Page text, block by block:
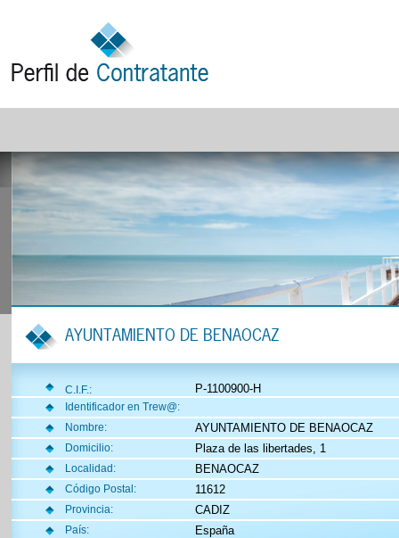
AYUNTAMIENTO DE BENAOCAZ
C.I.F.: P-1100900-H
Identificador en Trew@:
Nombre:
AYUNTAMIENTO DE BENAOCAZ
Domicilio: Plaza de las libertades, 1
Localidad: BENAOCAZ
Código Postal: 11612
Provincia: CADIZ
País: España